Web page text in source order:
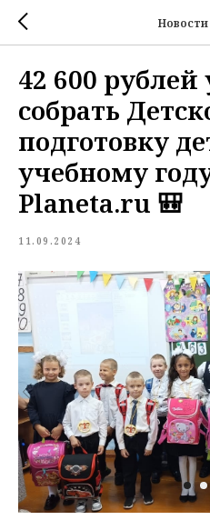
42 600 рублей
собрать
подготовку
учебному
Planeta.ru 🎒
11.09.2024